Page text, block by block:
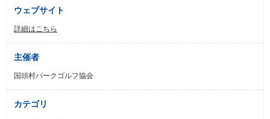
ウェブサイト
詳細はこちら
主催者
国頭村パークゴルフ協会
カテゴリ